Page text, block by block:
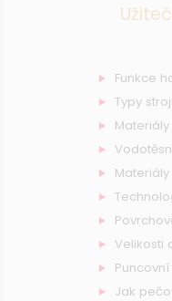
Funkce
Typy
Velikosti
Jak